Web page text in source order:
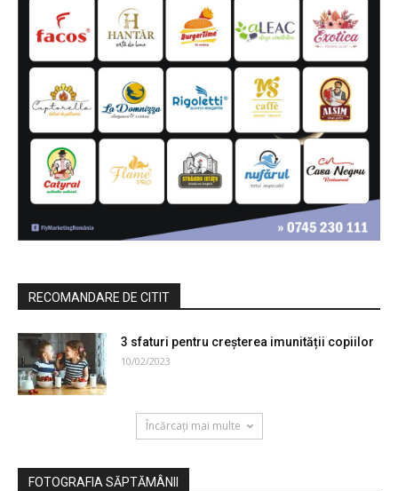
RECOMANDARE DE CITIT
3 sfaturi pentru creșterea imunității copiilor
10/02/2023
Încărcați mai multe
FOTOGRAFIA SĂPTĂMÂNII